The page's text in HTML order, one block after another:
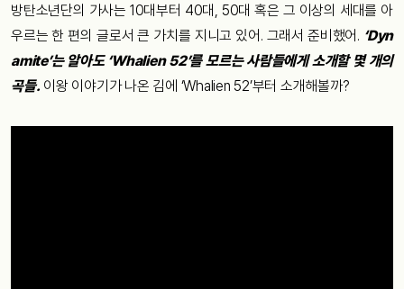
방탄소년단의 가사는 10대부터 40대, 50대 혹은 그 이상의 세대를 아
우르는 한 편의 글로서 큰 가치를 지니고 있어. 그래서 준비했어. ‘Dyn
amite’는 알아도 ‘Whalien 52’를 모르는 사람들에게 소개할 몇 개의
곡들. 이왕 이야기가 나온 김에 ‘Whalien 52’부터 소개해볼까?